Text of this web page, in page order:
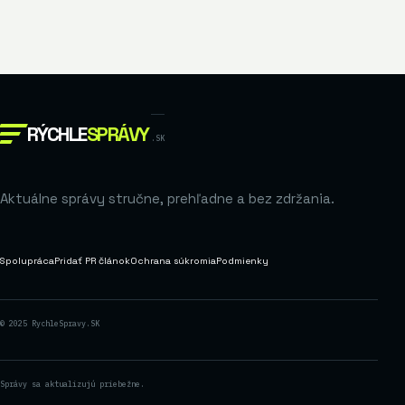
RÝCHLESPRÁVY .SK
Aktuálne správy stručne, prehľadne a bez zdržania.
SpoluprácaPridať PR článokOchrana súkromiaPodmienky
© 2025 RychleSpravy.SK
Správy sa aktualizujú priebežne.